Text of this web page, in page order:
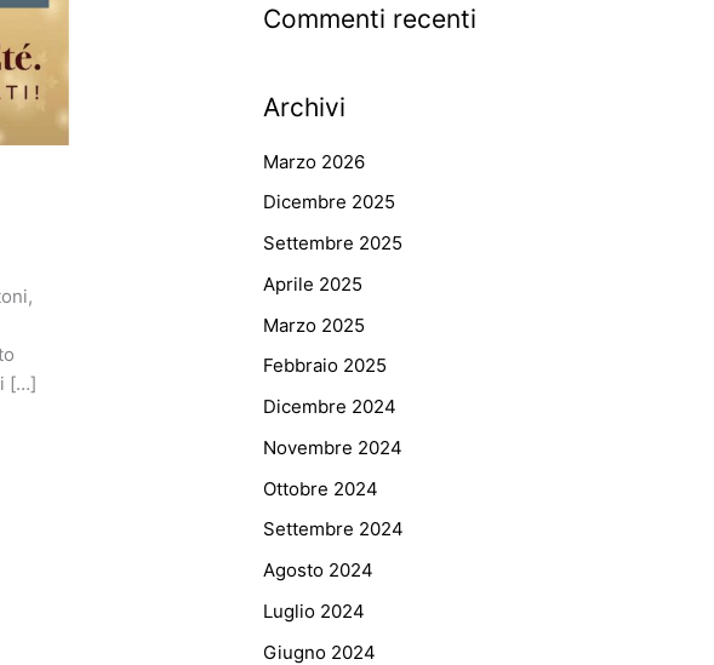
[…]
Commenti recenti
Archivi
Marzo 2026
Dicembre 2025
Settembre 2025
Aprile 2025
Marzo 2025
Febbraio 2025
Dicembre 2024
Novembre 2024
Ottobre 2024
Settembre 2024
Agosto 2024
Luglio 2024
Giugno 2024